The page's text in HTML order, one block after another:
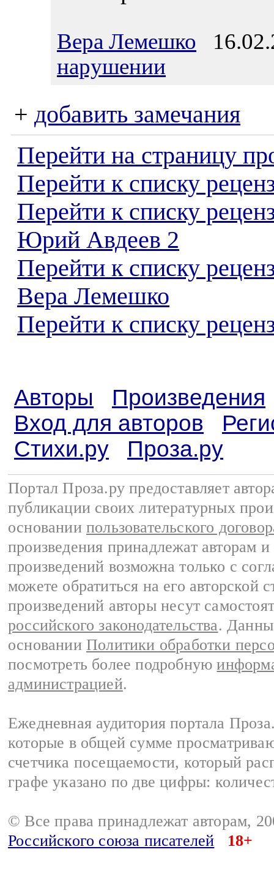
Вера Лемешко
нарушении
+ добавить замечания
Перейти на страницу
Перейти к списку
Перейти к списку
Юрий Авдеев 2
Перейти к списку
Вера Лемешко
Перейти к списку
Авторы
Произведения
Вход для авторов
Стихи.ру
Проза.ру
Портал Проза.ру предоставляет
публикации своих литературных
основании пользовательского
произведения принадлежат авторам
произведений возможна только с
можете обратиться на его авторской
произведений авторы несут
российского законодательства.
основании Политики обработки
посмотреть более подробную
администрацией.
Ежедневная аудитория портала
которые в общей сумме
счетчика посещаемости, который
графе указано по две цифры:
© Все права принадлежат авторам,
Российского союза писателей
18+